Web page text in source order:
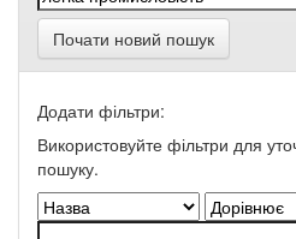
Почати новий пошук
Додати фільтри:
Використовуйте фільтри для
пошуку.